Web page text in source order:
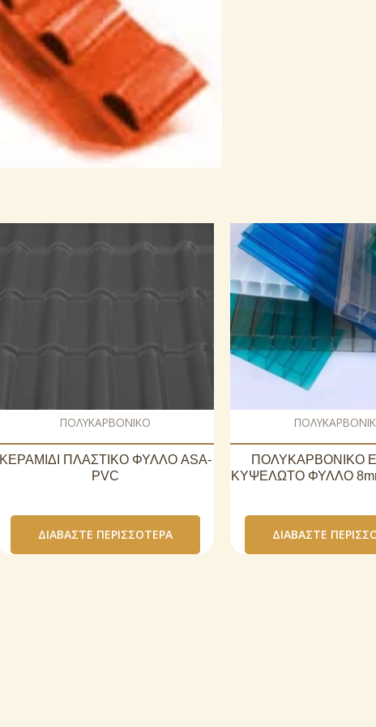
ΠΟΛΥΚΑΡΒΟΝΙΚΟ
ΚΕΡΑΜΙΔΙ ΠΛΑΣΤΙΚΟ ΦΥΛΛΟ ASA-
PVC
ΔΙΑΒΆΣΤΕ ΠΕΡΙΣΣΌΤΕΡΑ
ΠΟΛΥΚΑΡΒΟΝΙΚΟ
ΚΥΨΕΛΩΤΟ ΦΥΛΛΟ
ΔΙΑΒΆΣΤΕ